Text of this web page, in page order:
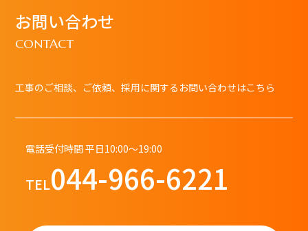
お問い合わせ
CONTACT
工事のご相談、ご依頼、採用に関するお問い合わせはこちら
電話受付時間 平日10:00～19:00
TEL044-966-6221